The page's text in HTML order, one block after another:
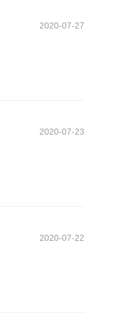
2020-07-27
2020-07-23
2020-07-22